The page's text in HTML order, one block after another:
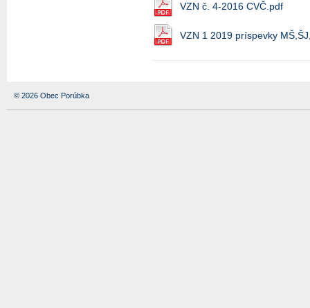
VZN č. 4-2016 CVČ.pdf
VZN 1 2019 príspevky
© 2026 Obec Porúbka